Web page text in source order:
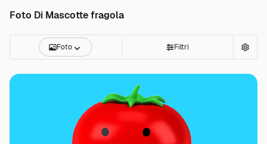
Foto Di Mascotte fragola
Foto Filtri